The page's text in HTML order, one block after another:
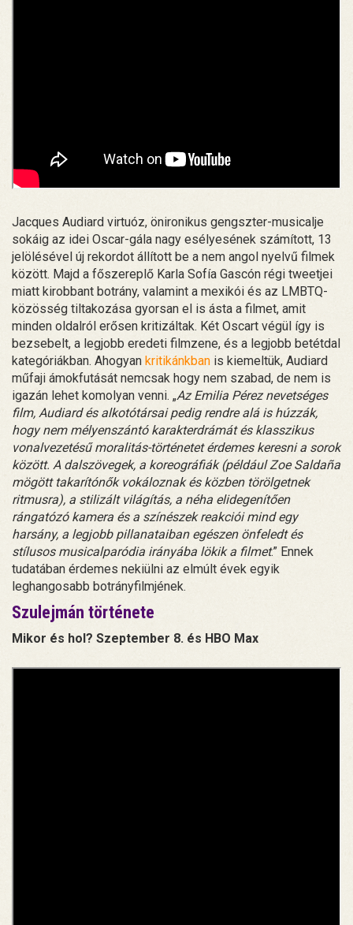
Jacques Audiard virtuóz, önironikus gengszter-musicalje
sokáig az idei Oscar-gála nagy esélyesének számított, 13
jelölésével új rekordot állított be a nem angol nyelvű filmek
között. Majd a főszereplő Karla Sofía Gascón régi tweetjei
miatt kirobbant botrány, valamint a mexikói és az LMBTQ-
közösség tiltakozása gyorsan el is ásta a filmet, amit
minden oldalról erősen kritizáltak. Két Oscart végül így is
bezsebelt, a legjobb eredeti filmzene, és a legjobb betétdal
kategóriákban. Ahogyan kritikánkban is kiemeltük, Audiard
műfaji ámokfutását nemcsak hogy nem szabad, de nem is
igazán lehet komolyan venni. „Az Emilia Pérez nevetséges
film, Audiard és alkotótársai pedig rendre alá is húzzák,
hogy nem mélyenszántó karakterdrámát és klasszikus
vonalvezetésű moralitás-történetet érdemes keresni a sorok
között. A dalszövegek, a koreográfiák (például Zoe Saldaña
mögött takarítónők vokáloznak és közben törölgetnek
ritmusra), a stilizált világítás, a néha elidegenítően
rángatózó kamera és a színészek reakciói mind egy
harsány, a legjobb pillanataiban egészen önfeledt és
stílusos musicalparódia irányába lökik a filmet.” Ennek
tudatában érdemes nekiülni az elmúlt évek egyik
leghangosabb botrányfilmjének.
Szulejmán története
Mikor és hol? Szeptember 8. és HBO Max